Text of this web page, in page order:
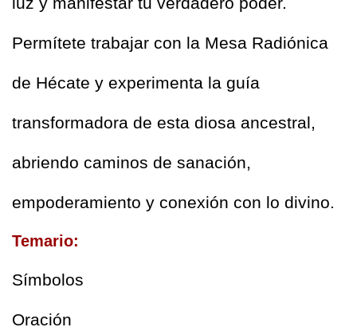
Permítete trabajar con la Mesa Radiónica
de Hécate y experimenta la guía
transformadora de esta diosa ancestral,
abriendo caminos de sanación,
empoderamiento y conexión con lo divino.
Temario:
Símbolos
Oración